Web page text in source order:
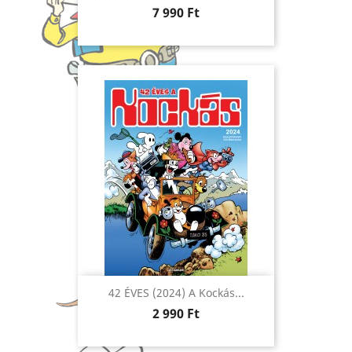
Ár
7 990 Ft
42 ÉVES (2024) A Kockás...
Ár
2 990 Ft